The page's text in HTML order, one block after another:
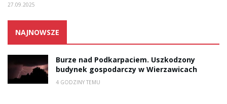
27.09.2025
NAJNOWSZE
Burze nad Podkarpaciem. Uszkodzony
budynek gospodarczy w Wierzawicach
4 GODZINY TEMU